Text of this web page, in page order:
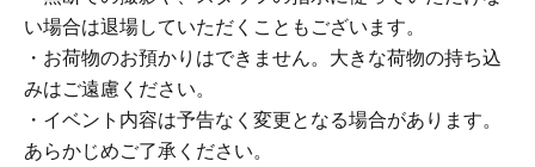
い場合は退場していただくこともございます。
・お荷物のお預かりはできません。大きな荷物の持ち込
みはご遠慮ください。
・イベント内容は予告なく変更となる場合があります。
あらかじめご了承ください。